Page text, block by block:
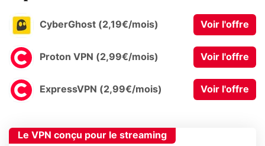
CyberGhost (2,19€/mois) Voir l'offre
Proton VPN (2,99€/mois) Voir l'offre
ExpressVPN (2,99€/mois) Voir l'offre
Le VPN conçu pour le streaming